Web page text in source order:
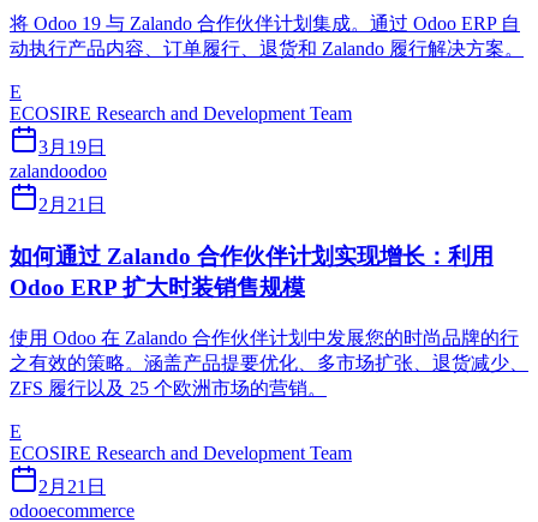
将 Odoo 19 与 Zalando 合作伙伴计划集成。通过 Odoo ERP 自
动执行产品内容、订单履行、退货和 Zalando 履行解决方案。
E
ECOSIRE Research and Development Team
3月19日
zalandoodoo
2月21日
如何通过 Zalando 合作伙伴计划实现增长：利用
Odoo ERP 扩大时装销售规模
使用 Odoo 在 Zalando 合作伙伴计划中发展您的时尚品牌的行
之有效的策略。涵盖产品提要优化、多市场扩张、退货减少、
ZFS 履行以及 25 个欧洲市场的营销。
E
ECOSIRE Research and Development Team
2月21日
odooecommerce